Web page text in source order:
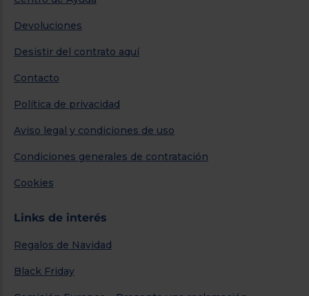
Devoluciones
Desistir del contrato aquí
Contacto
Política de privacidad
Aviso legal y condiciones de uso
Condiciones generales de contratación
Cookies
Links de interés
Regalos de Navidad
Black Friday